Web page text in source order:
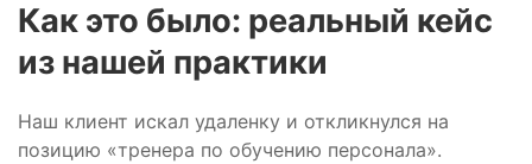
️Как это было: реальный кейс
из нашей практики
Наш клиент искал удаленку и откликнулся на
позицию «тренера по обучению персонала».